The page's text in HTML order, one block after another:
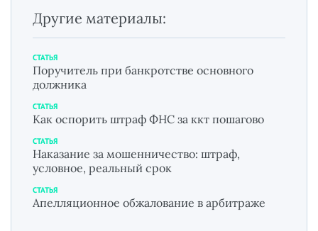
Другие материалы:
СТАТЬЯ
Поручитель при банкротстве основного
должника
СТАТЬЯ
Как оспорить штраф ФНС за ккт пошагово
СТАТЬЯ
Наказание за мошенничество: штраф,
условное, реальный срок
СТАТЬЯ
Апелляционное обжалование в арбитраже